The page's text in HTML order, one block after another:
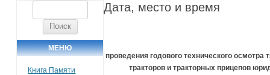
МЕНЮ
Книга Памяти
Дата, место и время
проведения годового технического осмотра
тракторов и тракторных прицепов